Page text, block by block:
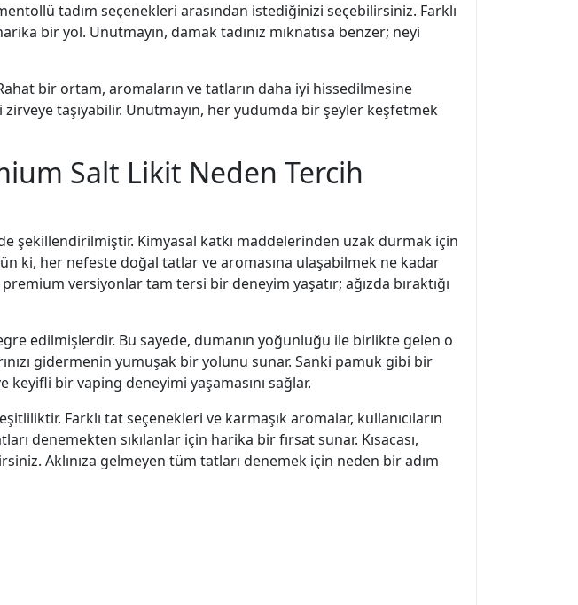
tadım seçenekleri arasından istediğinizi seçebilirsiniz. Farklı
bir yol. Unutmayın, damak tadınız mıknatısa benzer; neyi
bir ortam, aromaların ve tatların daha iyi hissedilmesine
taşıyabilir. Unutmayın, her yudumda bir şeyler keşfetmek
Salt Likit Neden Tercih
şekillendirilmiştir. Kimyasal katkı maddelerinden uzak durmak için
ki, her nefeste doğal tatlar ve aromasına ulaşabilmek ne kadar
versiyonlar tam tersi bir deneyim yaşatır; ağızda bıraktığı
edilmişlerdir. Bu sayede, dumanın yoğunluğu ile birlikte gelen o
gidermenin yumuşak bir yolunu sunar. Sanki pamuk gibi bir
keyifli bir vaping deneyimi yaşamasını sağlar.
Farklı tat seçenekleri ve karmaşık aromalar, kullanıcıların
denemekten sıkılanlar için harika bir fırsat sunar. Kısacası,
Aklınıza gelmeyen tüm tatları denemek için neden bir adım